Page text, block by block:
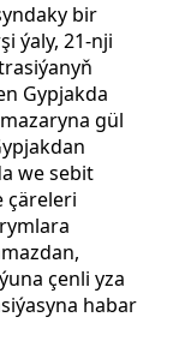
bir
ýaly, 21-nji
Gypjakda
gül
we sebit
çäreleri
çenli yza
habar